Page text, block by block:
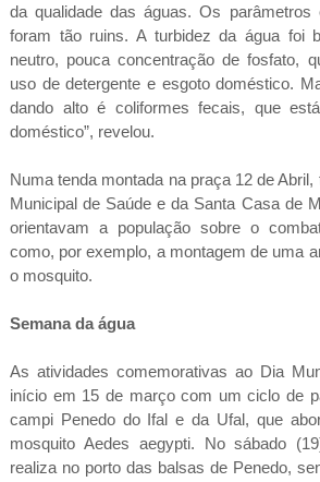
da qualidade das águas. Os parâmetros
foram tão ruins. A turbidez da água foi
neutro, pouca concentração de fosfato,
uso de detergente e esgoto doméstico.
dando alto é coliformes fecais, que
doméstico”, revelou.
Numa tenda montada na praça 12 de
Municipal de Saúde e da Santa Casa de
orientavam a população sobre o
como, por exemplo, a montagem de uma
o mosquito.
Semana da água
As atividades comemorativas ao Dia
início em 15 de março com um ciclo de
campi Penedo do Ifal e da Ufal, que
mosquito Aedes aegypti. No sábado
realiza no porto das balsas de Penedo,